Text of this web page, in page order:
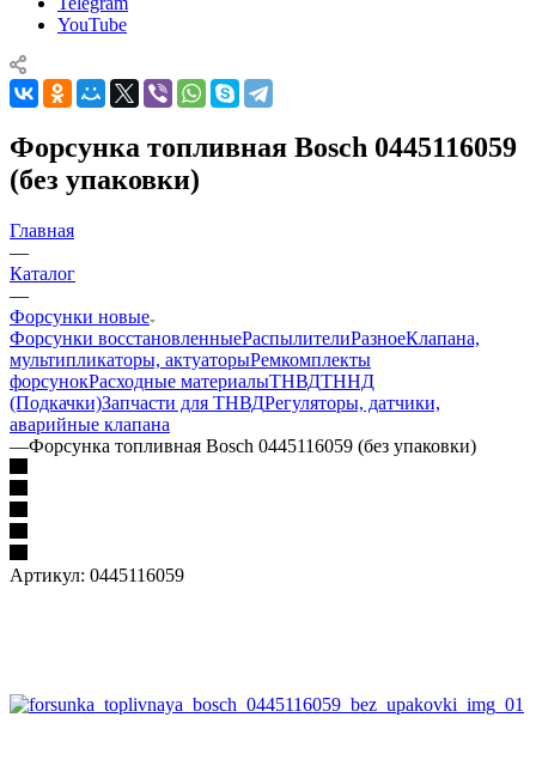
YouTube
Форсунка топливная Bosch 0445116059
(без упаковки)
Главная
—
Каталог
—
Форсунки новые
Форсунки восстановленныеРаспылителиРазноеКлапана,
мультипликаторы, актуаторыРемкомплекты
форсунокРасходные материалыТНВДТННД
(Подкачки)Запчасти для ТНВДРегуляторы, датчики,
аварийные клапана
—Форсунка топливная Bosch 0445116059 (без упаковки)
Артикул: 0445116059